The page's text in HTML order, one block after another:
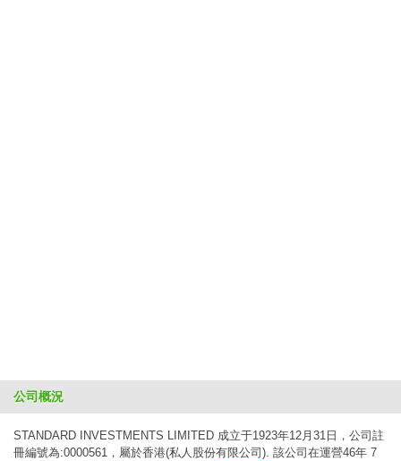
公司概況
STANDARD INVESTMENTS LIMITED 成立于1923年12月31日，公司註
冊編號為:0000561，屬於香港(私人股份有限公司). 該公司在運營46年 7